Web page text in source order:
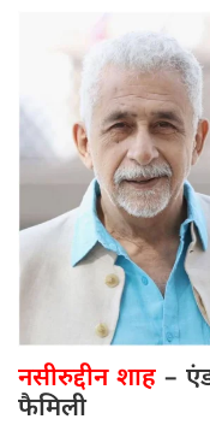
नसीरुद्दीन शाह –
फैमिली